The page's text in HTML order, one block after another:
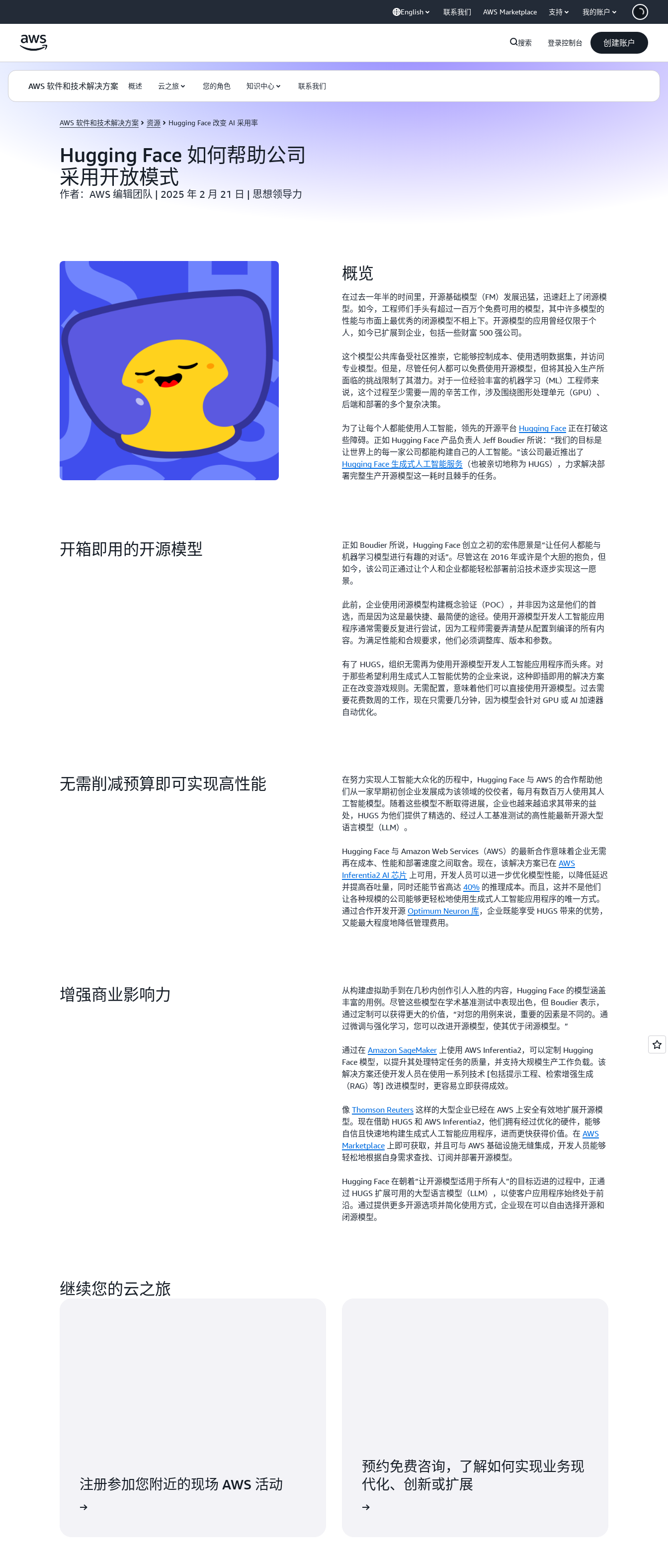
English 联系我们 AWS Marketplace 支持 我的账户
搜索 登录控制台 创建账户
AWS 软件和技术解决方案 概述 云之旅 您的角色 知识中心 联系我们
AWS 软件和技术解决方案 资源 Hugging Face 改变 AI 采用率
Hugging Face 如何帮助公司
采用开放模式
作者：AWS 编辑团队 | 2025 年 2 月 21 日 | 思想领导力
概览
在过去一年半的时间里，开源基础模型（FM）发展迅猛，迅速赶上了闭源模
型。如今，工程师们手头有超过一百万个免费可用的模型，其中许多模型的
性能与市面上最优秀的闭源模型不相上下。开源模型的应用曾经仅限于个
人，如今已扩展到企业，包括一些财富 500 强公司。
这个模型公共库备受社区推崇，它能够控制成本、使用透明数据集，并访问
专业模型。但是，尽管任何人都可以免费使用开源模型，但将其投入生产所
面临的挑战限制了其潜力。对于一位经验丰富的机器学习（ML）工程师来
说，这个过程至少需要一周的辛苦工作，涉及围绕图形处理单元（GPU）、
后端和部署的多个复杂决策。
为了让每个人都能使用人工智能，领先的开源平台 Hugging Face 正在打破这
些障碍。正如 Hugging Face 产品负责人 Jeff Boudier 所说：“我们的目标是
让世界上的每一家公司都能构建自己的人工智能。”该公司最近推出了
Hugging Face 生成式人工智能服务 （也被亲切地称为 HUGS），力求解决部
署完整生产开源模型这一耗时且棘手的任务。
开箱即用的开源模型
正如 Boudier 所说，Hugging Face 创立之初的宏伟愿景是“让任何人都能与
机器学习模型进行有趣的对话”。尽管这在 2016 年或许是个大胆的抱负，但
如今，该公司正通过让个人和企业都能轻松部署前沿技术逐步实现这一愿
景。
此前，企业使用闭源模型构建概念验证（POC），并非因为这是他们的首
选，而是因为这是最快捷、最简便的途径。使用开源模型开发人工智能应用
程序通常需要反复进行尝试，因为工程师需要弄清楚从配置到编译的所有内
容。为满足性能和合规要求，他们必须调整库、版本和参数。
有了 HUGS，组织无需再为使用开源模型开发人工智能应用程序而头疼。对
于那些希望利用生成式人工智能优势的企业来说，这种即插即用的解决方案
正在改变游戏规则。无需配置，意味着他们可以直接使用开源模型。过去需
要花费数周的工作，现在只需要几分钟，因为模型会针对 GPU 或 AI 加速器
自动优化。
无需削减预算即可实现高性能
在努力实现人工智能大众化的历程中，Hugging Face 与 AWS 的合作帮助他
们从一家早期初创企业发展成为该领域的佼佼者，每月有数百万人使用其人
工智能模型。随着这些模型不断取得进展，企业也越来越追求其带来的益
处，HUGS 为他们提供了精选的、经过人工基准测试的高性能最新开源大型
语言模型（LLM）。
Hugging Face 与 Amazon Web Services（AWS）的最新合作意味着企业无需
再在成本、性能和部署速度之间取舍。现在，该解决方案已在 AWS
Inferentia2 AI 芯片 上可用，开发人员可以进一步优化模型性能，以降低延迟
并提高吞吐量，同时还能节省高达 40% 的推理成本。而且，这并不是他们
让各种规模的公司能够更轻松地使用生成式人工智能应用程序的唯一方式。
通过合作开发开源 Optimum Neuron 库，企业既能享受 HUGS 带来的优势，
又能最大程度地降低管理费用。
增强商业影响力
从构建虚拟助手到在几秒内创作引人入胜的内容，Hugging Face 的模型涵盖
丰富的用例。尽管这些模型在学术基准测试中表现出色，但 Boudier 表示，
通过定制可以获得更大的价值，“对您的用例来说，重要的因素是不同的。通
过微调与强化学习，您可以改进开源模型，使其优于闭源模型。”
通过在 Amazon SageMaker 上使用 AWS Inferentia2，可以定制 Hugging
Face 模型，以提升其处理特定任务的质量，并支持大规模生产工作负载。该
解决方案还使开发人员在使用一系列技术 [包括提示工程、检索增强生成
（RAG）等] 改进模型时，更容易立即获得成效。
像 Thomson Reuters 这样的大型企业已经在 AWS 上安全有效地扩展开源模
型。现在借助 HUGS 和 AWS Inferentia2，他们拥有经过优化的硬件，能够
自信且快速地构建生成式人工智能应用程序，进而更快获得价值。在 AWS
Marketplace 上即可获取，并且可与 AWS 基础设施无缝集成，开发人员能够
轻松地根据自身需求查找、订阅并部署开源模型。
Hugging Face 在朝着“让开源模型适用于所有人”的目标迈进的过程中，正通
过 HUGS 扩展可用的大型语言模型（LLM），以使客户应用程序始终处于前
沿。通过提供更多开源选项并简化使用方式，企业现在可以自由选择开源和
闭源模型。
继续您的云之旅
注册参加您附近的现场 AWS 活动
预约免费咨询，了解如何实现业务现
代化、创新或扩展